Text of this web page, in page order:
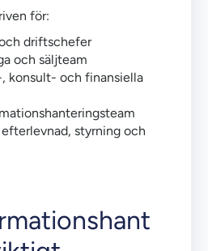
för:
driftschefer
och säljteam
konsult- och finansiella
styrning och